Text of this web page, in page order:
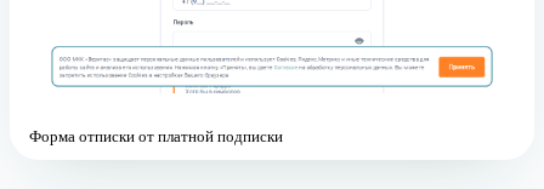
Форма отписки от платной подписки